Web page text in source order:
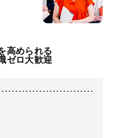
高められる
ゼロ大歓迎